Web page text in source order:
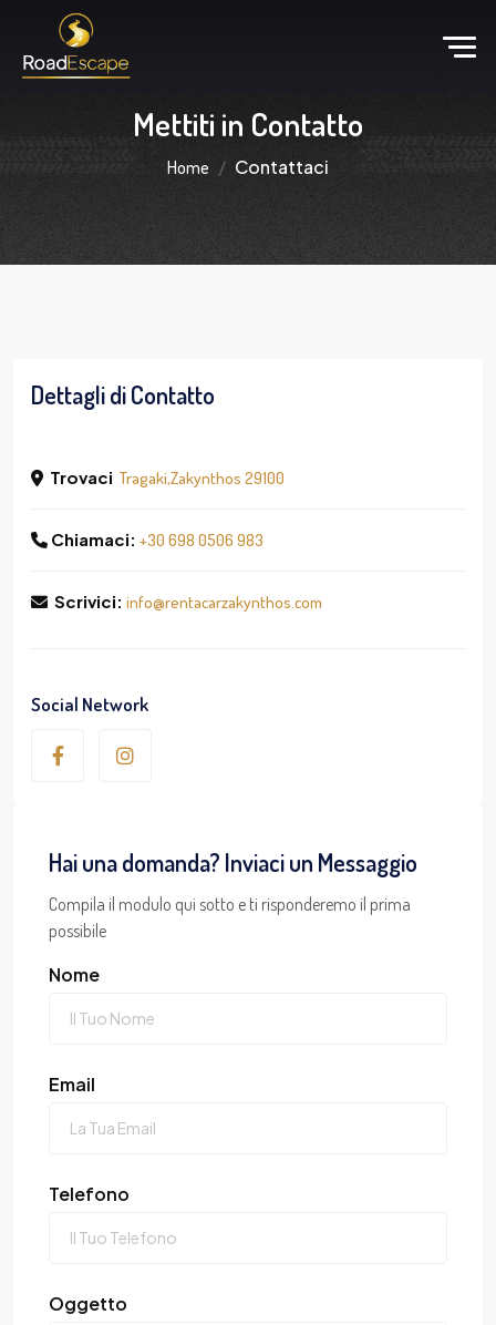
Mettiti in Contatto
Home Contattaci
Dettagli di Contatto
Trovaci Tragaki,Zakynthos 29100
Chiamaci: +30 698 0506 983
Scrivici: info@rentacarzakynthos.com
Social Network
Hai una domanda? Inviaci un Messaggio
Compila il modulo qui sotto e ti risponderemo il prima
possibile
Nome
Email
Telefono
Oggetto